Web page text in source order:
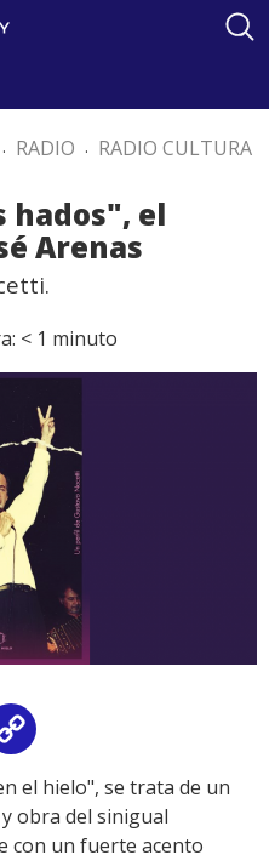
. RADIO . RADIO CULTURA
hados", el
Arenas
< 1 minuto
Link
el hielo", se trata de un
obra del sinigual
con un fuerte acento